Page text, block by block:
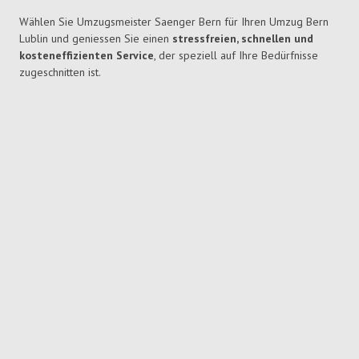
Wählen Sie Umzugsmeister Saenger Bern für Ihren Umzug Bern
Lublin und geniessen Sie einen stressfreien, schnellen und
kosteneffizienten Service, der speziell auf Ihre Bedürfnisse
zugeschnitten ist.